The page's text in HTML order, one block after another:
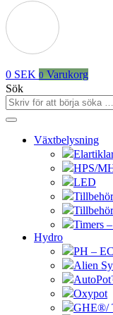
0 SEK 0 Varukorg
Sök
Växtbelysning
HPS/
LED
Tillbehör
Timers
Hydro
PH –
Alien
Oxypot
GHE®/